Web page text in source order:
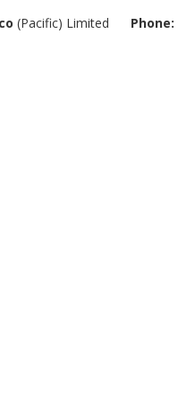
(Pacific) Limited Phone: